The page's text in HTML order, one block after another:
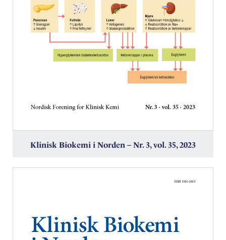
Klinisk Biokemi i Norden – Nr. 3, vol. 35, 2023